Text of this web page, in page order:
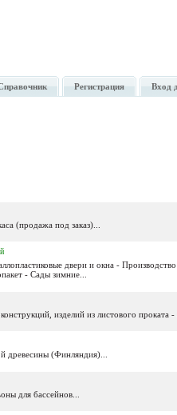
Регистрация Вход
(продажа под заказ)...
двери и окна - Производство
- Сады зимние...
изделий из листового проката -
древесины (Финляндия)...
для бассейнов...